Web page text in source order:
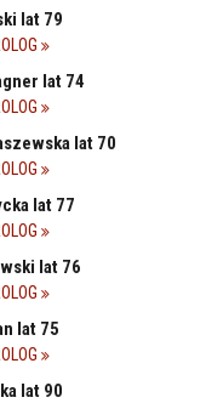
lat 79
lat 74
lat 70
lat 77
lat 76
lat 75
lat 90